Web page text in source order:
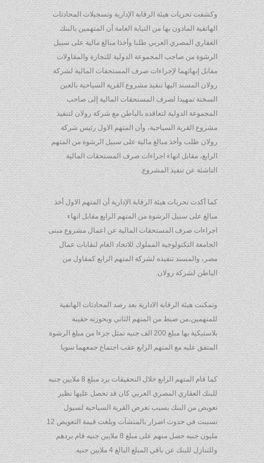
وكشفت تحريات هيئة الرقابة الإدارية وتسجيلات المحادثات
الهاتفية الماذون بها من النيابة العامة أن المتهمين بالبنك
العقاري المصري العربي طلبا وأخذا مبالغ مالية على سبيل
الرشوة من صاحب المجموعة الدولية للتجارة والمقاولات
مقابل إنهائهما لإجراءات صرف المستحقات المالية لشركة
رولان المسند اليها تنفيذ مشروع القرية السياحية بالعين
السخنة تمهيدا لصرف المستحقات المالية إلى صاحب
المجموعة الدولية لتعاقده بالباطن مع شركة رولان لتنفيذ
مشروع القرية السياحية، وأن المتهم الاول رئيس شركة
رولان طلب وأخذ مبالغ مالية على سبيل الرشوة من المتهم
الرابع، مقابل انهاء اجراءات صرف المستحقات المالية
الناشئة عن تنفيذ المشروع.
كما أكدت تحريات هيئة الرقابة الإدارية أن المتهم الاول أخذ
مبالغ على سبيل الرشوة من المتهم الرابع مقابل انهاء
اجراءات صرف المستحقات المالية عن اعمال مشروع مبنى
الجامعة التكنولوجية المملوك للاتحاد العام لنقابات عمال
مصر، والمسند تنفيذه لشركة المتهم الرابع كمقاول من
الباطن لشركة رولان.
وتمكنت هيئة الرقابة الادارية بعد رصد المحادثات الهاتفية
للمتهمين،من ضبط من المتهم الثاني وبحوزته حقيبة
بلاستيكية بها مبلغ 200 الف جنيه تمثل جزءا من مبلغ الرشوة
المتفق عليه مع المتهم الرابع عقب اجتماع جمعهما سويا.
كما قام المتهم الرابع خلال التحقيقات برد مبلغ 8 ملايين جنيه
للبنك العقاري المصري العربي كان قد تحصل عليها نظير
تعويض من البنك بسبب تعرض القرية السياحية لسيول
تسببت في حدوث اضرار بالمنشآت وبلغت قيمة التعويض 12
مليون جنيه حصل منهم على مبلغ 8 ملايين جنيه قام بردهم
وللتنازل للبنك عن باقي المبلغ البالغ 4 ملايين جنيه.